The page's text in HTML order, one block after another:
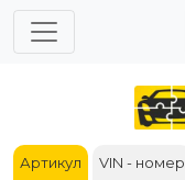
Артикул VIN - номер